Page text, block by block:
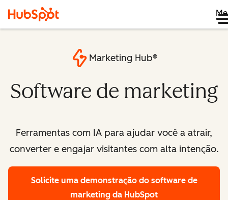
Marketing Hub®
Software de marketing
Ferramentas com IA para ajudar você a atrair,
converter e engajar visitantes com alta intenção.
Solicite uma demonstração do software de
marketing da HubSpot